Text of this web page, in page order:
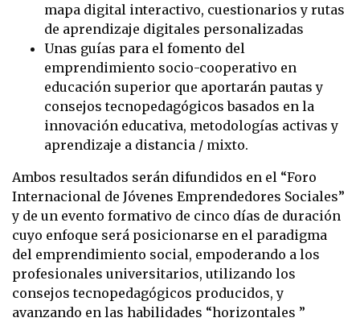
mapa digital interactivo, cuestionarios y rutas
de aprendizaje digitales personalizadas
Unas guías para el fomento del
emprendimiento socio-cooperativo en
educación superior que aportarán pautas y
consejos tecnopedagógicos basados en la
innovación educativa, metodologías activas y
aprendizaje a distancia / mixto.
Ambos resultados serán difundidos en el “Foro
Internacional de Jóvenes Emprendedores Sociales”
y de un evento formativo de cinco días de duración
cuyo enfoque será posicionarse en el paradigma
del emprendimiento social, empoderando a los
profesionales universitarios, utilizando los
consejos tecnopedagógicos producidos, y
avanzando en las habilidades “horizontales ”